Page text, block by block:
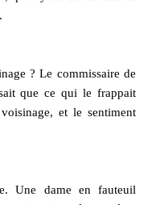
? Le commissaire de
que ce qui le frappait
et le sentiment
Une dame en fauteuil